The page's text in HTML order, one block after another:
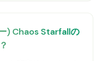
) Chaos Starfallの